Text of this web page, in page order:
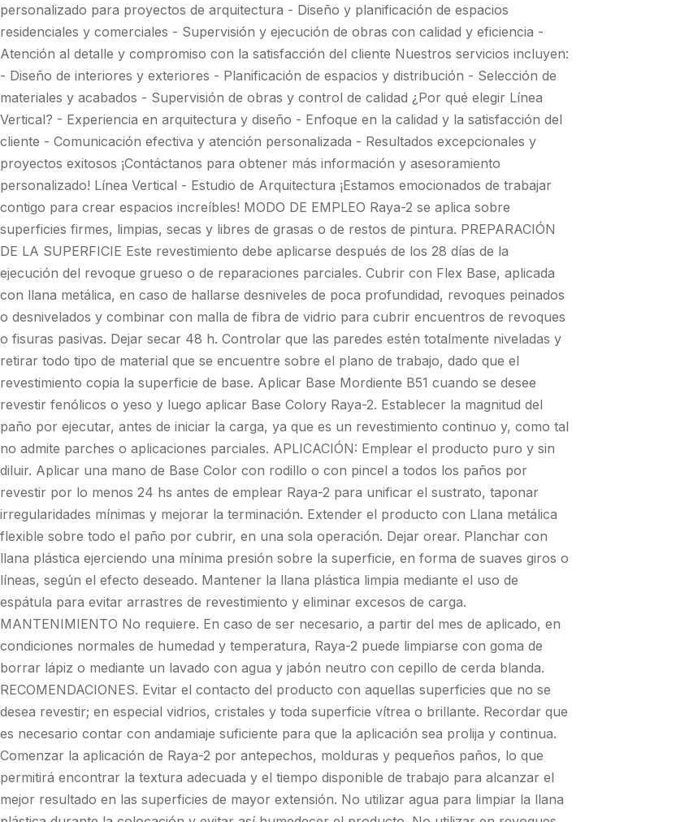
personalizado para proyectos de arquitectura - Diseño y planificación de espacios
residenciales y comerciales - Supervisión y ejecución de obras con calidad y eficiencia -
Atención al detalle y compromiso con la satisfacción del cliente Nuestros servicios incluyen:
- Diseño de interiores y exteriores - Planificación de espacios y distribución - Selección de
materiales y acabados - Supervisión de obras y control de calidad ¿Por qué elegir Línea
Vertical? - Experiencia en arquitectura y diseño - Enfoque en la calidad y la satisfacción del
cliente - Comunicación efectiva y atención personalizada - Resultados excepcionales y
proyectos exitosos ¡Contáctanos para obtener más información y asesoramiento
personalizado! Línea Vertical - Estudio de Arquitectura ¡Estamos emocionados de trabajar
contigo para crear espacios increíbles! MODO DE EMPLEO Raya-2 se aplica sobre
superficies firmes, limpias, secas y libres de grasas o de restos de pintura. PREPARACIÓN
DE LA SUPERFICIE Este revestimiento debe aplicarse después de los 28 días de la
ejecución del revoque grueso o de reparaciones parciales. Cubrir con Flex Base, aplicada
con llana metálica, en caso de hallarse desniveles de poca profundidad, revoques peinados
o desnivelados y combinar con malla de fibra de vidrio para cubrir encuentros de revoques
o fisuras pasivas. Dejar secar 48 h. Controlar que las paredes estén totalmente niveladas y
retirar todo tipo de material que se encuentre sobre el plano de trabajo, dado que el
revestimiento copia la superficie de base. Aplicar Base Mordiente B51 cuando se desee
revestir fenólicos o yeso y luego aplicar Base Colory Raya-2. Establecer la magnitud del
paño por ejecutar, antes de iniciar la carga, ya que es un revestimiento continuo y, como tal
no admite parches o aplicaciones parciales. APLICACIÓN: Emplear el producto puro y sin
diluir. Aplicar una mano de Base Color con rodillo o con pincel a todos los paños por
revestir por lo menos 24 hs antes de emplear Raya-2 para unificar el sustrato, taponar
irregularidades mínimas y mejorar la terminación. Extender el producto con Llana metálica
flexible sobre todo el paño por cubrir, en una sola operación. Dejar orear. Planchar con
llana plástica ejerciendo una mínima presión sobre la superficie, en forma de suaves giros o
líneas, según el efecto deseado. Mantener la llana plástica limpia mediante el uso de
espátula para evitar arrastres de revestimiento y eliminar excesos de carga.
MANTENIMIENTO No requiere. En caso de ser necesario, a partir del mes de aplicado, en
condiciones normales de humedad y temperatura, Raya-2 puede limpiarse con goma de
borrar lápiz o mediante un lavado con agua y jabón neutro con cepillo de cerda blanda.
RECOMENDACIONES. Evitar el contacto del producto con aquellas superficies que no se
desea revestir; en especial vidrios, cristales y toda superficie vítrea o brillante. Recordar que
es necesario contar con andamiaje suficiente para que la aplicación sea prolija y continua.
Comenzar la aplicación de Raya-2 por antepechos, molduras y pequeños paños, lo que
permitirá encontrar la textura adecuada y el tiempo disponible de trabajo para alcanzar el
mejor resultado en las superficies de mayor extensión. No utilizar agua para limpiar la llana